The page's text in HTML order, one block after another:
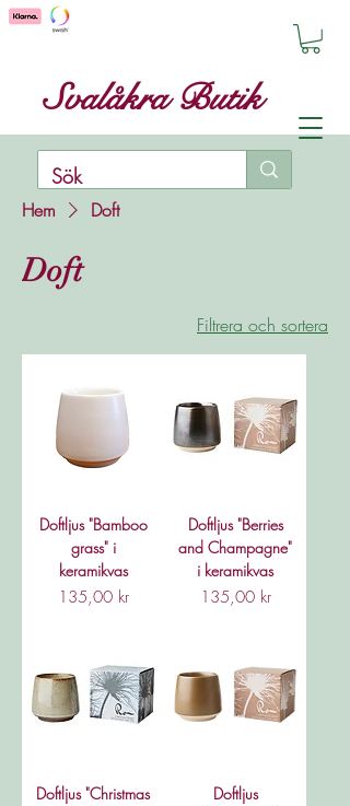
Svalåkra Butik
Hem Doft
Doft
Filtrera och sortera
Doftljus "Bamboo
grass" i
keramikvas
Pris
135,00 kr
Doftljus "Berries
and Champagne"
i keramikvas
Pris
135,00 kr
Doftljus "Christmas
Doftljus